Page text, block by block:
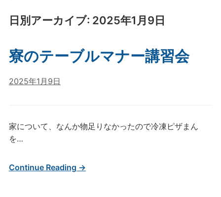
日別アーカイブ: 2025年1月9日
寮のテーブルマナー講習会
2025年1月9日
家について、なんか物足りなかったので冷凍ピザまん
を…
Continue Reading →